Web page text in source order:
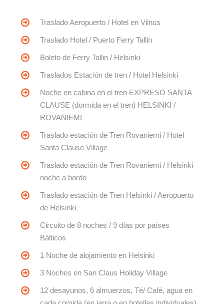
Traslado Aeropuerto / Hotel en Vilnus
Traslado Hotel / Puerto Ferry Tallin
Boleto de Ferry Tallin / Helsinki
Traslados Estación de tren / Hotel Helsinki
Noche en cabina en el tren EXPRESO SANTA
CLAUSE (dormida en el tren) HELSINKI /
ROVANIEMI
Traslado estación de Tren Rovaniemi / Hotel
Santa Clause Village
Traslado estación de Tren Rovaniemi / Helsinki
noche a bordo
Traslado estación de Tren Helsinki / Aeropuerto
de Helsinki
Circuito de 8 noches / 9 días por países
Bálticos
1 Noche de alojamiento en Helsinki
3 Noches en San Claus Holiday Village
12 desayunos, 6 almuerzos, Té/ Café, agua en